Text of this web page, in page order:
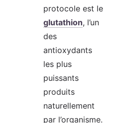
protocole est le
glutathion, l’un
des
antioxydants
les plus
puissants
produits
naturellement
par l’organisme.